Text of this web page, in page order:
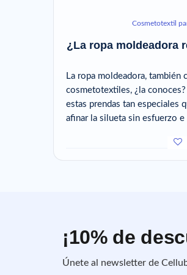
Cosmetotextil
¿La ropa moldeadora
La ropa moldeadora, también
cosmetotextiles, ¿la
estas prendas tan especiales
afinar la silueta sin esfuerzo e
¡10% de
Únete al newsletter de